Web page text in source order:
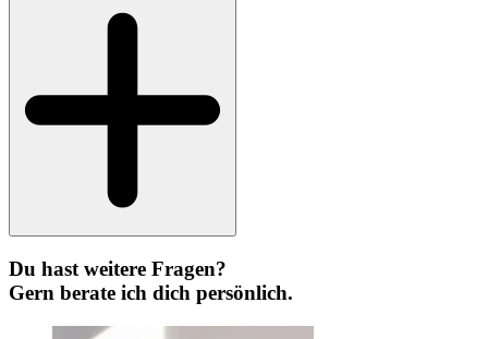
Du hast weitere Fragen?
Gern berate ich dich persönlich.